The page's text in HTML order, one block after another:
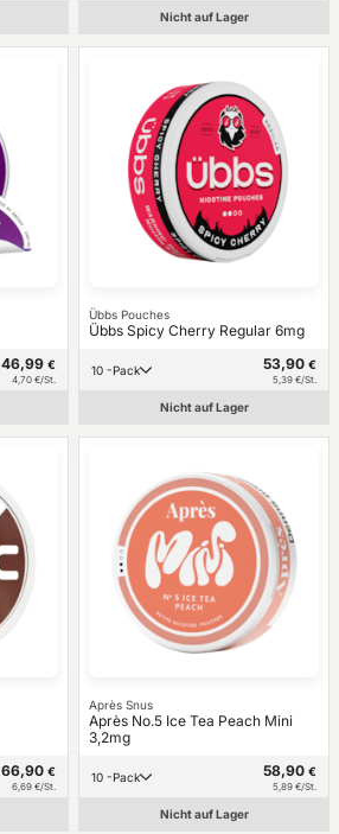
Nicht auf Lager
46,99 €
4,70 €/St.
Übbs Pouches
Übbs Spicy Cherry Regular 6mg
10 -Pack 53,90 €
5,39 €/St.
Nicht auf Lager
66,90 €
6,69 €/St.
Après Snus
Après No.5 Ice Tea Peach Mini
3,2mg
10 -Pack 58,90 €
5,89 €/St.
Nicht auf Lager